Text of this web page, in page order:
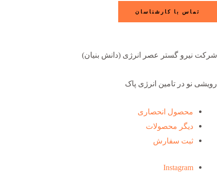
تماس با کارشناسان
شرکت نیرو گستر عصر انرژی (دانش بنیان)
رویشی نو در تامین انرژی پاک
محصول انحصاری
دیگر محصولات
ثبت سفارش
Instagram